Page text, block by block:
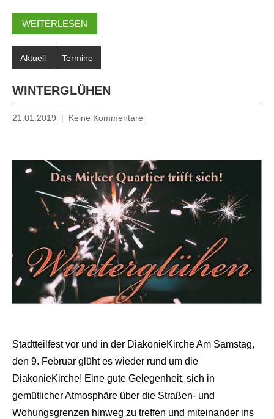
WEITERLESEN
Aktuell Termine
WINTERGLÜHEN
21.01.2019
Inge
Keine Kommentare
Stadtteilfest vor und in der DiakonieKirche Am Samstag,
den 9. Februar glüht es wieder rund um die
DiakonieKirche! Eine gute Gelegenheit, sich in
gemütlicher Atmosphäre über die Straßen- und
Wohungsgrenzen hinweg zu treffen und miteinander ins